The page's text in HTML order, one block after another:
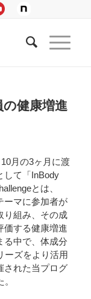
健康増進
月の3ヶ月に渡
して「InBody
とは、
ーマに参加者が
り組み、その成
価する健康増進
る中で、体成分
ーズをより活用
された当プログ